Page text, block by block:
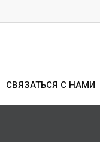
СВЯЗАТЬСЯ С НАМИ